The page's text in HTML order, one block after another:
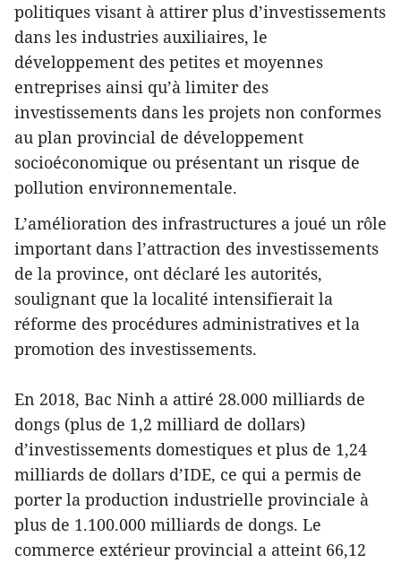
politiques visant à attirer plus d’investissements
dans les industries auxiliaires, le
développement des petites et moyennes
entreprises ainsi qu’à limiter des
investissements dans les projets non conformes
au plan provincial de développement
socioéconomique ou présentant un risque de
pollution environnementale.
L’amélioration des infrastructures a joué un rôle
important dans l’attraction des investissements
de la province, ont déclaré les autorités,
soulignant que la localité intensifierait la
réforme des procédures administratives et la
promotion des investissements.
En 2018, Bac Ninh a attiré 28.000 milliards de
dongs (plus de 1,2 milliard de dollars)
d’investissements domestiques et plus de 1,24
milliards de dollars d’IDE, ce qui a permis de
porter la production industrielle provinciale à
plus de 1.100.000 milliards de dongs. Le
commerce extérieur provincial a atteint 66,12